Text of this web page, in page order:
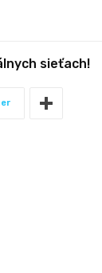
sieťach!